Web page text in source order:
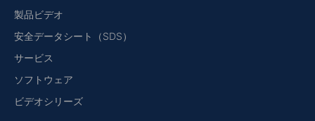
製品ビデオ
安全データシート（SDS）
サービス
ソフトウェア
ビデオシリーズ